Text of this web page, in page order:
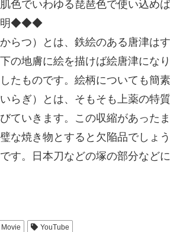
色でいわゆる琵琶色で使い込め
明◆◆◆
らつ）とは、鉄絵のある唐津は
の地膚に絵を描けば絵唐津にな
したものです。絵柄についても簡
らぎ）とは、そもそも上薬の特
ていきます。この収縮があった
な焼き物とすると欠陥品でしょ
す。日本刀などの塚の部分など
Movie YouTube